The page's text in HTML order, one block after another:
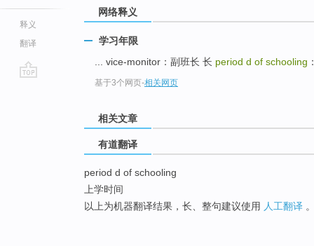
释义
翻译
网络释义
学习年限
... vice-monitor：副班长 长 period d of schooling
基于3个网页-相关网页
相关文章
有道翻译
period d of schooling
上学时间
以上为机器翻译结果，长、整句建议使用 人工翻译